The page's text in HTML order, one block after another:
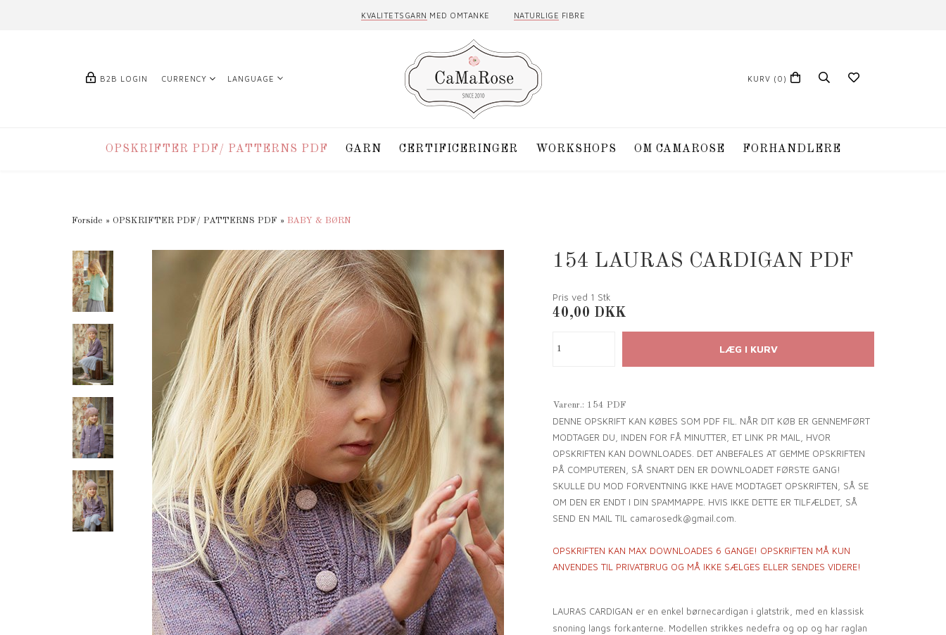
KVALITETSGARN MED OMTANKE NATURLIGE FIBRE
B2B LOGIN CURRENCY LANGUAGE KURV (0)
OPSKRIFTER PDF/ PATTERNS PDF GARN CERTIFICERINGER WORKSHOPS OM CAMAROSE FORHANDLERE
Forside » OPSKRIFTER PDF/ PATTERNS PDF » BABY & BØRN
154 LAURAS CARDIGAN PDF
Pris ved 1 Stk
40,00 DKK
Varenr.: 154 PDF
DENNE OPSKRIFT KAN KØBES SOM PDF FIL. NÅR DIT KØB ER GENNEMFØRT
MODTAGER DU, INDEN FOR FÅ MINUTTER, ET LINK PR MAIL, HVOR
OPSKRIFTEN KAN DOWNLOADES. DET ANBEFALES AT GEMME OPSKRIFTEN
PÅ COMPUTEREN, SÅ SNART DEN ER DOWNLOADET FØRSTE GANG!
SKULLE DU MOD FORVENTNING IKKE HAVE MODTAGET OPSKRIFTEN, SÅ SE
OM DEN ER ENDT I DIN SPAMMAPPE. HVIS IKKE DETTE ER TILFÆLDET, SÅ
SEND EN MAIL TIL camarosedk@gmail.com.
OPSKRIFTEN KAN MAX DOWNLOADES 6 GANGE! OPSKRIFTEN MÅ KUN
ANVENDES TIL PRIVATBRUG OG MÅ IKKE SÆLGES ELLER SENDES VIDERE!
LAURAS CARDIGAN er en enkel børnecardigan i glatstrik, med en klassisk
snoning langs forkanterne. Modellen strikkes nedefra og op og har raglan